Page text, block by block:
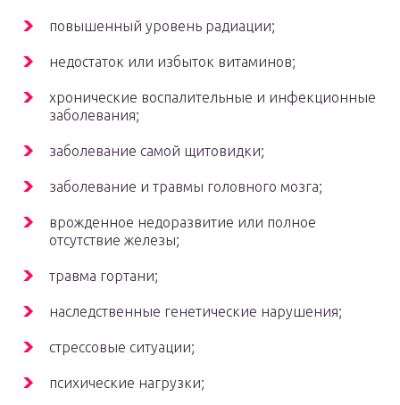
повышенный уровень радиации;
недостаток или избыток витаминов;
хронические воспалительные и инфекционные
заболевания;
заболевание самой щитовидки;
заболевание и травмы головного мозга;
врожденное недоразвитие или полное
отсутствие железы;
травма гортани;
наследственные генетические нарушения;
стрессовые ситуации;
психические нагрузки;